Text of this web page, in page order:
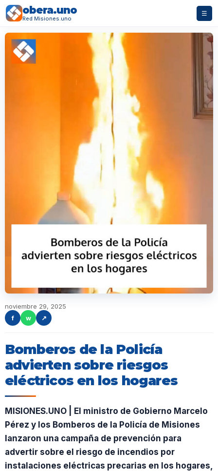
obera.uno
Red Misiones.uno
☰
noviembre 29, 2025
f
w ↗
Bomberos de la Policía
advierten sobre riesgos
eléctricos en los hogares
MISIONES.UNO | El ministro de Gobierno Marcelo
Pérez y los Bomberos de la Policía de Misiones
lanzaron una campaña de prevención para
advertir sobre el riesgo de incendios por
instalaciones eléctricas precarias en los hogares,